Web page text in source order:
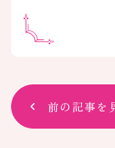
前の記事を